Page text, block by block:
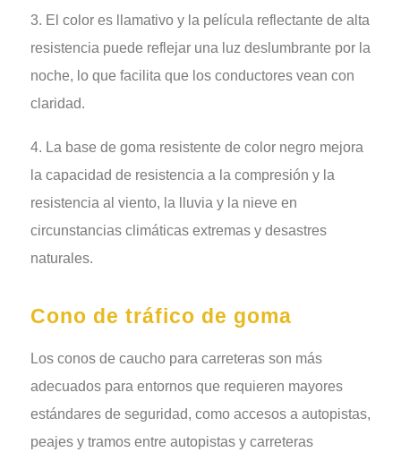
3. El color es llamativo y la película reflectante de alta
resistencia puede reflejar una luz deslumbrante por la
noche, lo que facilita que los conductores vean con
claridad.
4. La base de goma resistente de color negro mejora
la capacidad de resistencia a la compresión y la
resistencia al viento, la lluvia y la nieve en
circunstancias climáticas extremas y desastres
naturales.
Cono de tráfico de goma
Los conos de caucho para carreteras son más
adecuados para entornos que requieren mayores
estándares de seguridad, como accesos a autopistas,
peajes y tramos entre autopistas y carreteras